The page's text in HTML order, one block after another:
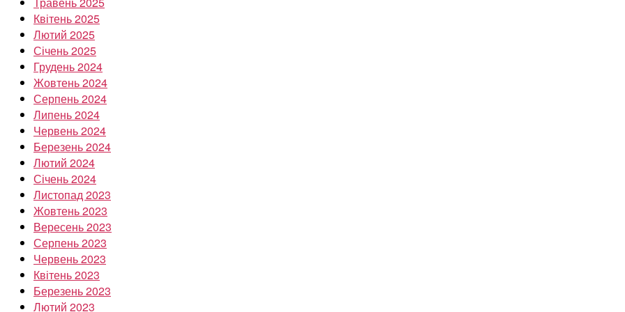
Квітень 2025
Лютий 2025
Січень 2025
Грудень 2024
Жовтень 2024
Серпень 2024
Липень 2024
Червень 2024
Березень 2024
Лютий 2024
Січень 2024
Листопад 2023
Жовтень 2023
Вересень 2023
Серпень 2023
Червень 2023
Квітень 2023
Березень 2023
Лютий 2023